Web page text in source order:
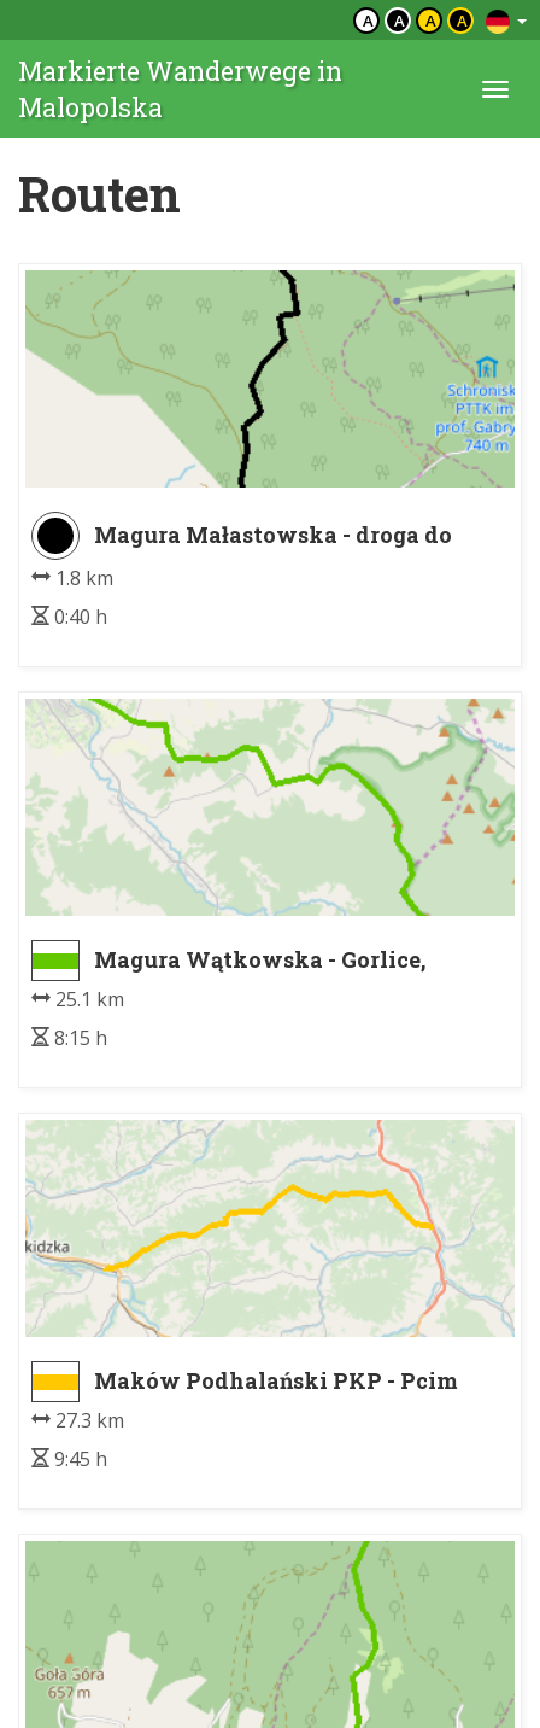
A A A A
Markierte Wanderwege in
Malopolska
Routen
Magura Małastowska - droga do
Przysłupa
1.8 km
0:40 h
Magura Wątkowska - Gorlice,
Dworzec PKP
25.1 km
8:15 h
Maków Podhalański PKP - Pcim
27.3 km
9:45 h